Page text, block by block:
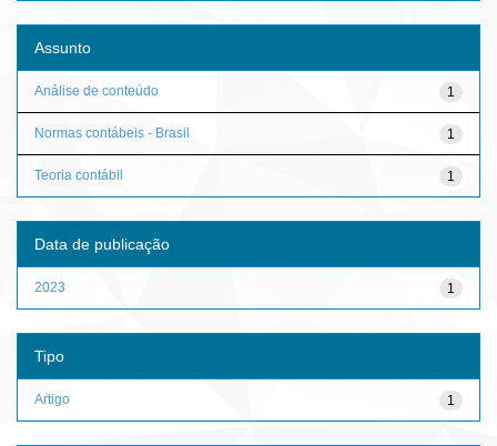
Assunto
1
Análise de conteúdo
1
Normas contábeis - Brasil
1
Teoria contábil
Data de publicação
1
2023
Tipo
1
Artigo